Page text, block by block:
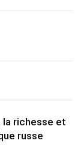
la richesse et
russe